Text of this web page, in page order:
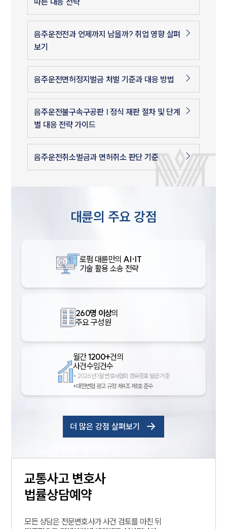
음주운전전과 언제까지 남을까? 취업 영향 살펴
보기
음주운전면허정지벌금 처벌 기준과 대응 방법
음주운전불구속구공판 | 정식 재판 절차 및 단계
별 대응 전략 가이드
음주운전취소벌금과 면허취소 판단 기준
대륜의 주요 강점
로펌 대륜만의 AI·IT
기술 활용 소송 전략
260명 이상의
주요 구성원
월간1200+건의
사건수임건수
* 2026년 1월 변호사협회 경유증표 발급 기준
*대한변협 광고 규정 제4조 제1호 준수
더 많은 강점 살펴보기
교통사고변호사
법률상담예약
모든 상담은 전문변호사가 사건 검토를 마친 뒤